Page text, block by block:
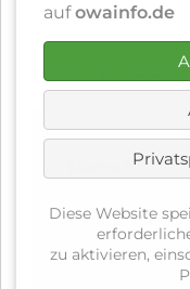
◄Aktuell
Einen
Pflichtfeld
Pflichtfeld
E-Mail (wird
aufowainfo.de
Diese Website
zu aktivieren,